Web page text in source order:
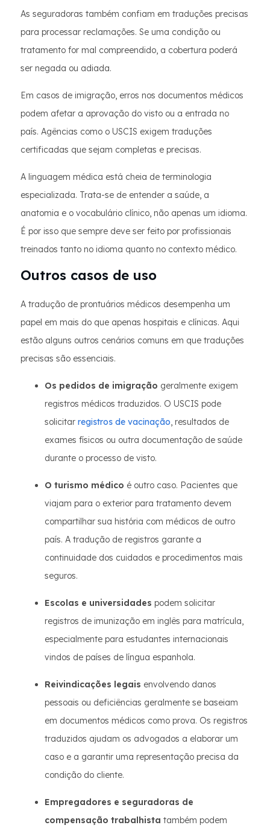
As seguradoras também confiam em traduções precisas
para processar reclamações. Se uma condição ou
tratamento for mal compreendido, a cobertura poderá
ser negada ou adiada.
Em casos de imigração, erros nos documentos médicos
podem afetar a aprovação do visto ou a entrada no
país. Agências como o USCIS exigem traduções
certificadas que sejam completas e precisas.
A linguagem médica está cheia de terminologia
especializada. Trata-se de entender a saúde, a
anatomia e o vocabulário clínico, não apenas um idioma.
É por isso que sempre deve ser feito por profissionais
treinados tanto no idioma quanto no contexto médico.
Outros casos de uso
A tradução de prontuários médicos desempenha um
papel em mais do que apenas hospitais e clínicas. Aqui
estão alguns outros cenários comuns em que traduções
precisas são essenciais.
Os pedidos de imigração geralmente exigem
registros médicos traduzidos. O USCIS pode
solicitar registros de vacinação, resultados de
exames físicos ou outra documentação de saúde
durante o processo de visto.
O turismo médico é outro caso. Pacientes que
viajam para o exterior para tratamento devem
compartilhar sua história com médicos de outro
país. A tradução de registros garante a
continuidade dos cuidados e procedimentos mais
seguros.
Escolas e universidades podem solicitar
registros de imunização em inglês para matrícula,
especialmente para estudantes internacionais
vindos de países de língua espanhola.
Reivindicações legais envolvendo danos
pessoais ou deficiências geralmente se baseiam
em documentos médicos como prova. Os registros
traduzidos ajudam os advogados a elaborar um
caso e a garantir uma representação precisa da
condição do cliente.
Empregadores e seguradoras de
compensação trabalhista também podem